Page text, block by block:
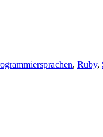
, Ruby,